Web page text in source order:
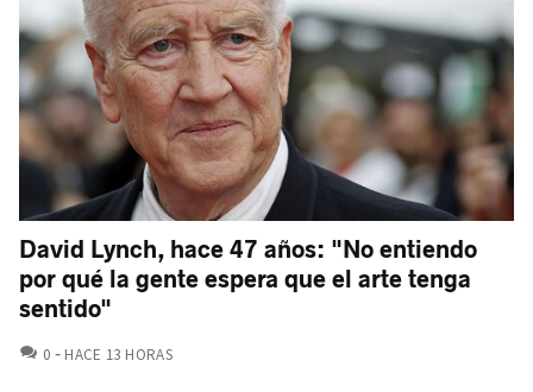
David Lynch, hace 47 años: "No entiendo
por qué la gente espera que el arte tenga
sentido"
0 COMENTARIOS
HACE 13 HORAS